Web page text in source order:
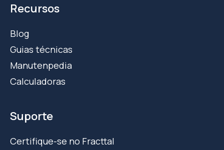
Recursos
Blog
Guias técnicas
Manutenpedia
Calculadoras
Suporte
Certifique-se no Fracttal